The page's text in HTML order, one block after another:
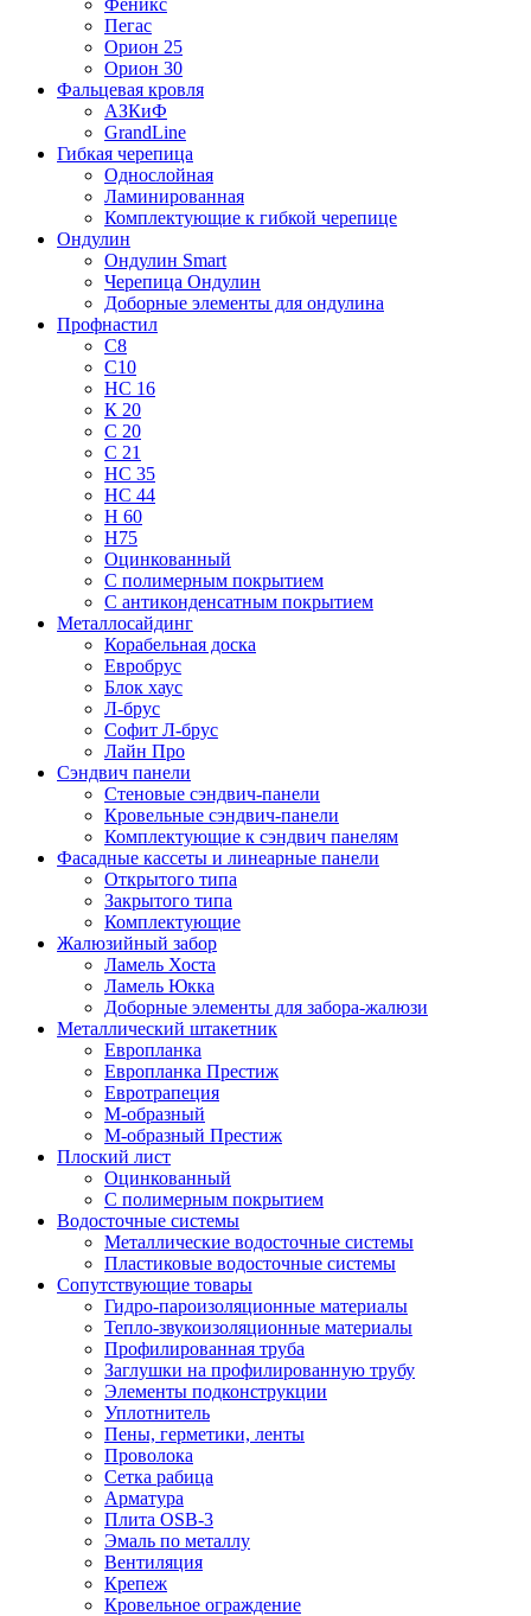
Пегас
Орион 25
Орион 30
Фальцевая кровля
АЗКиФ
GrandLine
Гибкая черепица
Однослойная
Ламинированная
Комплектующие к гибкой черепице
Ондулин
Ондулин Smart
Черепица Ондулин
Доборные элементы для ондулина
Профнастил
С8
С10
НС 16
К 20
С 20
С 21
НС 35
НС 44
Н 60
Н75
Оцинкованный
С полимерным покрытием
С антиконденсатным покрытием
Металлосайдинг
Корабельная доска
Евробрус
Блок хаус
Л-брус
Софит Л-брус
Лайн Про
Сэндвич панели
Стеновые сэндвич-панели
Кровельные сэндвич-панели
Комплектующие к сэндвич панелям
Фасадные кассеты и линеарные панели
Открытого типа
Закрытого типа
Комплектующие
Жалюзийный забор
Ламель Хоста
Ламель Юкка
Доборные элементы для забора-жалюзи
Металлический штакетник
Европланка
Европланка Престиж
Евротрапеция
М-образный
М-образный Престиж
Плоский лист
Оцинкованный
С полимерным покрытием
Водосточные системы
Металлические водосточные системы
Пластиковые водосточные системы
Сопутствующие товары
Гидро-пароизоляционные материалы
Тепло-звукоизоляционные материалы
Профилированная труба
Заглушки на профилированную трубу
Элементы подконструкции
Уплотнитель
Пены, герметики, ленты
Проволока
Сетка рабица
Арматура
Плита OSB-3
Эмаль по металлу
Вентиляция
Крепеж
Кровельное ограждение